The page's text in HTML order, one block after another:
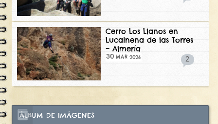
Cerro Los Llanos en
Lucainena de las Torres
– Almería
30 MAR 2026 2
ÁLBUM DE IMÁGENES